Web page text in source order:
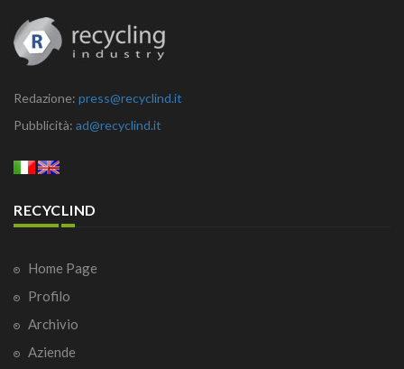
Redazione: press@recyclind.it
Pubblicità: ad@recyclind.it
RECYCLIND
Home Page
Profilo
Archivio
Aziende